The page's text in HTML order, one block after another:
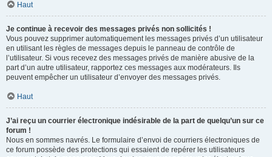
Haut
Je continue à recevoir des messages privés non sollicités !
Vous pouvez supprimer automatiquement les messages privés d’un utilisateur
en utilisant les règles de messages depuis le panneau de contrôle de
l’utilisateur. Si vous recevez des messages privés de manière abusive de la
part d’un autre utilisateur, rapportez ces messages aux modérateurs. Ils
peuvent empêcher un utilisateur d’envoyer des messages privés.
Haut
J’ai reçu un courrier électronique indésirable de la part de quelqu’un sur ce
forum !
Nous en sommes navrés. Le formulaire d’envoi de courriers électroniques de
ce forum possède des protections qui essaient de repérer les utilisateurs